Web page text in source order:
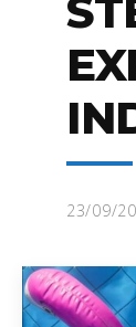
23/09/